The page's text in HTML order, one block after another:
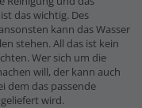
das wichtig. Des
kann das Wasser
stehen. All das ist kein
Wer sich um die
will, der kann auch
dem das passende
wird.